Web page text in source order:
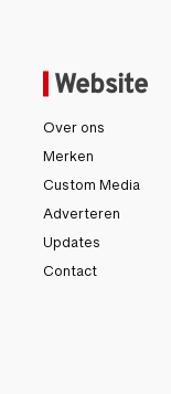
Website
Over ons
Merken
Custom Media
Adverteren
Updates
Contact